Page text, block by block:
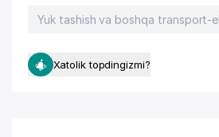
Yuk tashish va boshqa transport-
Xatolik topdingizmi?